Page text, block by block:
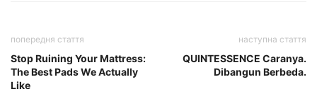
попередня стаття
Stop Ruining Your Mattress:
The Best Pads We Actually
Like
наступна стаття
QUINTESSENCE Caranya.
Dibangun Berbeda.